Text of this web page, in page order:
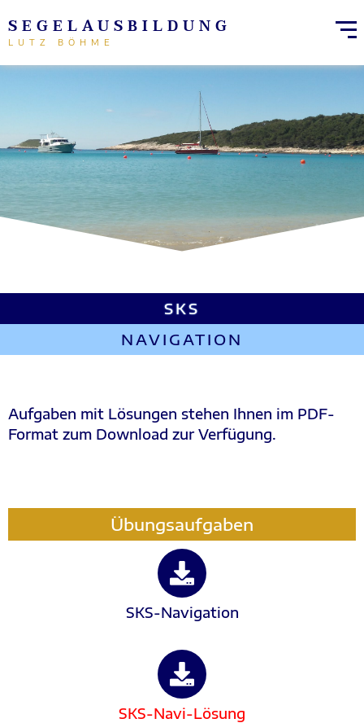
SEGELAUSBILDUNG
LUTZ BÖHME
SKS
NAVIGATION
Aufgaben mit Lösungen stehen Ihnen im PDF-
Format zum Download zur Verfügung.
Übungsaufgaben
SKS-Navigation
SKS-Navi-Lösung